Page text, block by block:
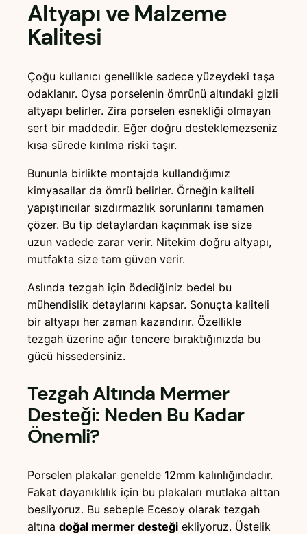
Altyapı ve Malzeme
Kalitesi
Çoğu kullanıcı genellikle sadece yüzeydeki taşa
odaklanır. Oysa porselenin ömrünü altındaki gizli
altyapı belirler. Zira porselen esnekliği olmayan
sert bir maddedir. Eğer doğru desteklemezseniz
kısa sürede kırılma riski taşır.
Bununla birlikte montajda kullandığımız
kimyasallar da ömrü belirler. Örneğin kaliteli
yapıştırıcılar sızdırmazlık sorunlarını tamamen
çözer. Bu tip detaylardan kaçınmak ise size
uzun vadede zarar verir. Nitekim doğru altyapı,
mutfakta size tam güven verir.
Aslında tezgah için ödediğiniz bedel bu
mühendislik detaylarını kapsar. Sonuçta kaliteli
bir altyapı her zaman kazandırır. Özellikle
tezgah üzerine ağır tencere bıraktığınızda bu
gücü hissedersiniz.
Tezgah Altında Mermer
Desteği: Neden Bu Kadar
Önemli?
Porselen plakalar genelde 12mm kalınlığındadır.
Fakat dayanıklılık için bu plakaları mutlaka alttan
besliyoruz. Bu sebeple Ecesoy olarak tezgah
altına doğal mermer desteği ekliyoruz. Üstelik